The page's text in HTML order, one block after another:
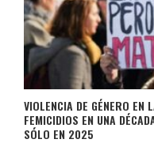
VIOLENCIA DE GÉNERO
FEMICIDIOS EN UNA
SÓLO EN 2025